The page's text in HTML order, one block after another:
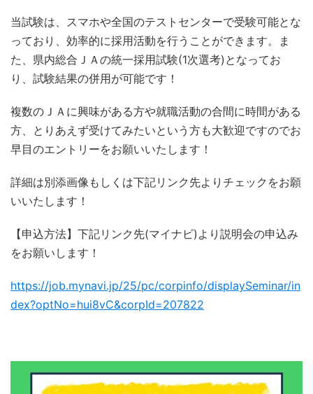
当試験は、スマホや全国のテストセンターで受験可能とな
っており、効率的に採用活動を行うことができます。ま
た、県内総合ＪＡの統一採用試験(1次選考)となってお
り、試験結果の併用が可能です！
複数のＪＡに興味がある方や就職活動の合間に時間がある
方、とりあえず受けてみたいという方も大歓迎ですのでお
早目のエントリーをお願いいたします！
詳細は別添画像もしくは下記リンク先よりチェックをお願
いいたします！
【申込方法】下記リンク先(マイナビ)より説明会の申込み
をお願いします！
https://job.mynavi.jp/25/pc/corpinfo/displaySeminar/in
dex?optNo=hui8vC&corpId=207822